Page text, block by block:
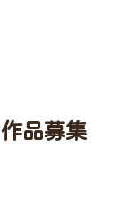
作品募集